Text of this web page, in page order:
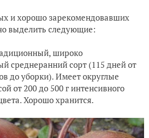
и хорошо зарекомендовавших
выделить следующие:
широко
среднеранний сорт (115 дней от
до уборки). Имеет округлые
от 200 до 500 г интенсивного
Хорошо хранится.